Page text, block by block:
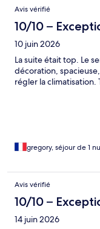
Avis vérifié
10/10 –
10 juin 2026
La suite était top. Le
décoration,
régler la climatisation.
gregory, séjour de 1
Avis vérifié
10/10 –
14 juin 2026